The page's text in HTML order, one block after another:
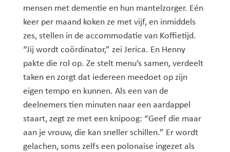
mensen met dementie en hun mantelzorger. Eén
keer per maand koken ze met vijf, en inmiddels
zes, stellen in de accommodatie van Koffietijd.
“Jij wordt coördinator,” zei Jerica. En Henny
pakte die rol op. Ze stelt menu’s samen, verdeelt
taken en zorgt dat iedereen meedoet op zijn
eigen tempo en kunnen. Als een van de
deelnemers tien minuten naar een aardappel
staart, zegt ze met een knipoog: “Geef die maar
aan je vrouw, die kan sneller schillen.” Er wordt
gelachen, soms zelfs een polonaise ingezet als